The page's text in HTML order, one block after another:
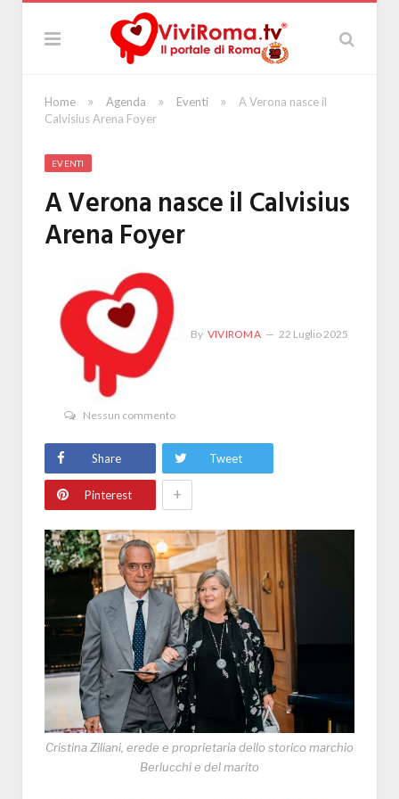
Home » Agenda » Eventi »
A Verona nasce il
Calvisius Arena Foyer
EVENTI
A Verona nasce il Calvisius
Arena Foyer
By VIVIROMA 22 Luglio 2025
Nessun commento
Share Tweet
Pinterest +
Cristina Ziliani, erede e proprietaria dello storico marchio
Berlucchi e del marito